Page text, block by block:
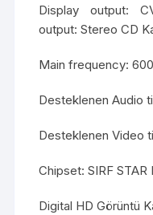
Display output:
output: Stereo CD
Main frequency:
Desteklenen Audio
Desteklenen Video
Chipset: SIRF STAR
Digital HD Görüntü